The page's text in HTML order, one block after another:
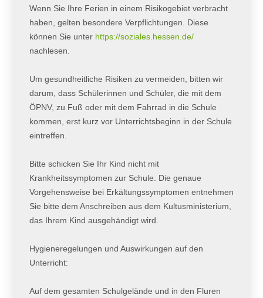
Wenn Sie Ihre Ferien in einem Risikogebiet verbracht
haben, gelten besondere Verpflichtungen. Diese
können Sie unter https://soziales.hessen.de/
nachlesen.
Um gesundheitliche Risiken zu vermeiden, bitten wir
darum, dass Schülerinnen und Schüler, die mit dem
ÖPNV, zu Fuß oder mit dem Fahrrad in die Schule
kommen, erst kurz vor Unterrichtsbeginn in der Schule
eintreffen.
Bitte schicken Sie Ihr Kind nicht mit
Krankheitssymptomen zur Schule. Die genaue
Vorgehensweise bei Erkältungssymptomen entnehmen
Sie bitte dem Anschreiben aus dem Kultusministerium,
das Ihrem Kind ausgehändigt wird.
Hygieneregelungen und Auswirkungen auf den
Unterricht:
Auf dem gesamten Schulgelände und in den Fluren